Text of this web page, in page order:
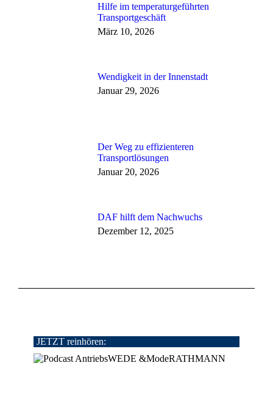
Hilfe im temperaturgeführten
Transportgeschäft
März 10, 2026
Wendigkeit in der Innenstadt
Januar 29, 2026
Der Weg zu effizienteren
Transportlösungen
Januar 20, 2026
DAF hilft dem Nachwuchs
Dezember 12, 2025
JETZT reinhören: